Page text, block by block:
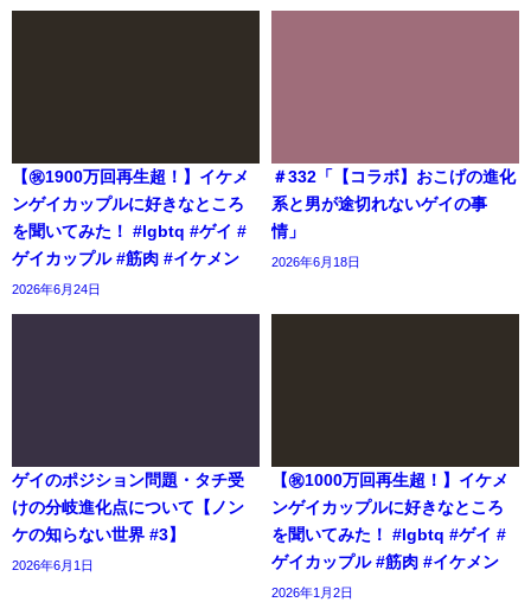
【㊗️1900万回再生超！】イケメ
ンゲイカップルに好きなところ
を聞いてみた！ #lgbtq #ゲイ #
ゲイカップル #筋肉 #イケメン
2026年6月24日
＃332「【コラボ】おこげの進化
系と男が途切れないゲイの事
情」
2026年6月18日
ゲイのポジション問題・タチ受
けの分岐進化点について【ノン
ケの知らない世界 #3】
2026年6月1日
【㊗️1000万回再生超！】イケメ
ンゲイカップルに好きなところ
を聞いてみた！ #lgbtq #ゲイ #
ゲイカップル #筋肉 #イケメン
2026年1月2日